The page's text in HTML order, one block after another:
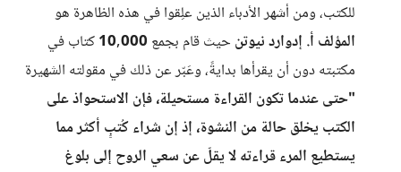
للكتب، ومن أشهر الأدباء الذين علِقوا في هذه الظاهرة هو
المؤلف أ. إدوارد نيوتن حيث قام بجمع 10,000كتاب في
مكتبته دون أن يقرأها بدايةً، وعَبّر عن ذلك في مقولته الشهيرة
"حتى عندما تكون القراءة مستحيلة، فإن الاستحواذ على
الكتب يخلق حالة من النشوة، إذ إن شراء كُتبٍ أكثر مما
يستطيع المرء قراءته لا يقلّ عن سعي الروح إلى بلوغ